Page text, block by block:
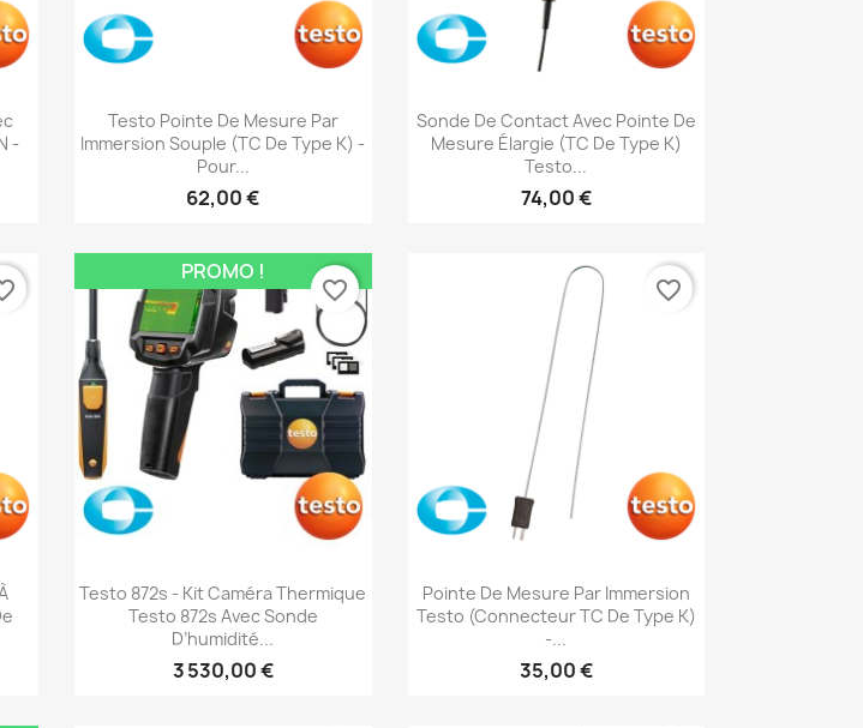
-
Testo Pointe De Mesure Par
Immersion Souple (TC De Type K) -
Pour...
62,00 €
Sonde De Contact Avec Pointe De
Mesure Élargie (TC De Type K)
Testo...
74,00 €
Testo 872s - Kit Caméra Thermique
Testo 872s Avec Sonde
D’humidité...
3 530,00 €
PROMO !
favorite_border
Pointe De Mesure Par Immersion
Testo (connecteur TC De Type K)
-...
35,00 €
favorite_border